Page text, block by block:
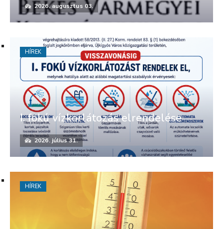
2026. augusztus 03.
I. fokú vízkorlátozás elrendelése
2026. július 31.
HÍREK
HÍREK